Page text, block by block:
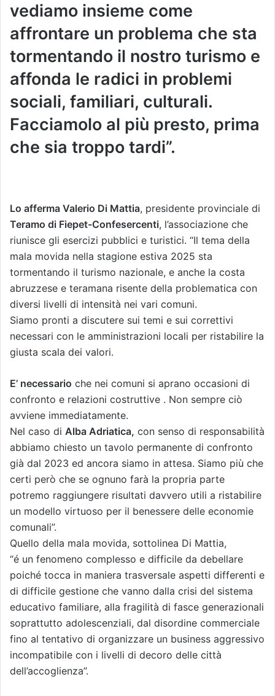
vediamo insieme come
affrontare un problema che sta
tormentando il nostro turismo e
affonda le radici in problemi
sociali, familiari, culturali.
Facciamolo al più presto, prima
che sia troppo tardi”.
Lo afferma Valerio Di Mattia, presidente provinciale di
Teramo di Fiepet-Confesercenti, l’associazione che
riunisce gli esercizi pubblici e turistici. “Il tema della
mala movida nella stagione estiva 2025 sta
tormentando il turismo nazionale, e anche la costa
abruzzese e teramana risente della problematica con
diversi livelli di intensità nei vari comuni.
Siamo pronti a discutere sui temi e sui correttivi
necessari con le amministrazioni locali per ristabilire la
giusta scala dei valori.
E’ necessario che nei comuni si aprano occasioni di
confronto e relazioni costruttive . Non sempre ciò
avviene immediatamente.
Nel caso di Alba Adriatica, con senso di responsabilità
abbiamo chiesto un tavolo permanente di confronto
già dal 2023 ed ancora siamo in attesa. Siamo più che
certi però che se ognuno farà la propria parte
potremo raggiungere risultati davvero utili a ristabilire
un modello virtuoso per il benessere delle economie
comunali”.
Quello della mala movida, sottolinea Di Mattia,
“é un fenomeno complesso e difficile da debellare
poiché tocca in maniera trasversale aspetti differenti e
di difficile gestione che vanno dalla crisi del sistema
educativo familiare, alla fragilità di fasce generazionali
soprattutto adolescenziali, dal disordine commerciale
fino al tentativo di organizzare un business aggressivo
incompatibile con i livelli di decoro delle città
dell’accoglienza”.